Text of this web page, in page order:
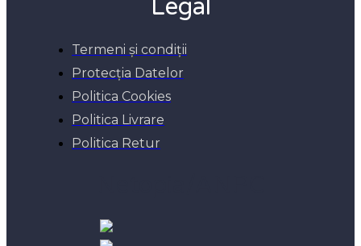
Legal
Termeni și condiții
Protecția Datelor
Politica Cookies
Politica Livrare
Politica Retur